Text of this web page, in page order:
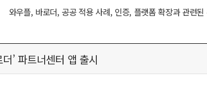
와우플, 바로더, 공공 적용 사례, 인증, 플랫폼 확장과 관련
’ 파트너센터 앱 출시